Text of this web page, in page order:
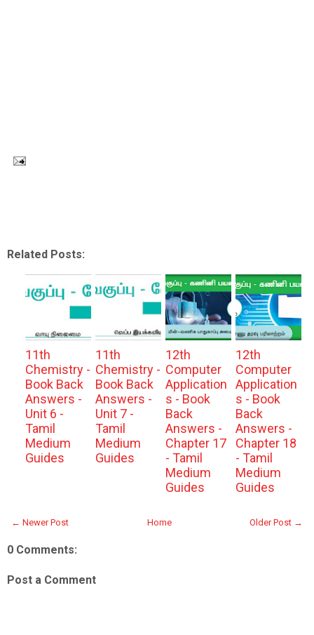
Related Posts:
11th
Chemistry -
Book Back
Answers -
Unit 6 -
Tamil
Medium
Guides
11th
Chemistry -
Book Back
Answers -
Unit 7 -
Tamil
Medium
Guides
12th
Computer
Application
s - Book
Back
Answers -
Chapter 17
- Tamil
Medium
Guides
12th
Computer
Application
s - Book
Back
Answers -
Chapter 18
- Tamil
Medium
Guides
← Newer Post Older Post →
Home
0 Comments:
Post a Comment